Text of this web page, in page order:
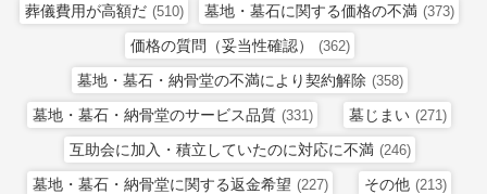
葬儀費用が高額だ (510) 墓地・墓石に関する価格の不満 (373)
価格の質問（妥当性確認） (362)
墓地・墓石・納骨堂の不満により契約解除 (358)
墓地・墓石・納骨堂のサービス品質 (331) 墓じまい (271)
互助会に加入・積立していたのに対応に不満 (246)
墓地・墓石・納骨堂に関する返金希望 (227) その他 (213)